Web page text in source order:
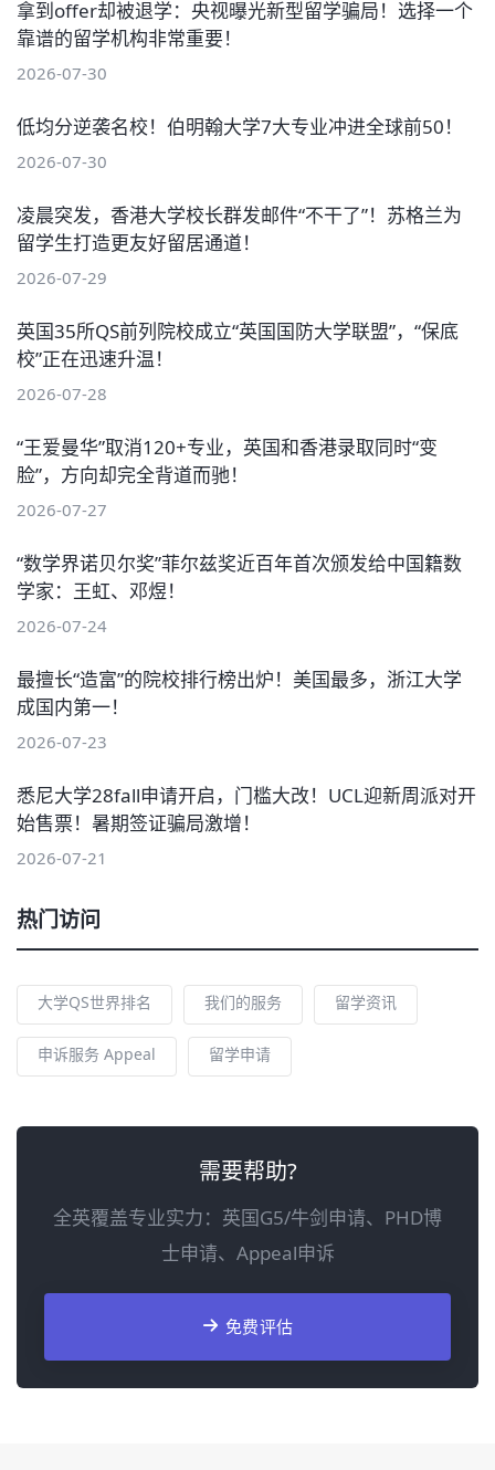
拿到offer却被退学：央视曝光新型留学骗局！选择一个
靠谱的留学机构非常重要！
2026-07-30
低均分逆袭名校！伯明翰大学7大专业冲进全球前50！
2026-07-30
凌晨突发，香港大学校长群发邮件“不干了”！苏格兰为
留学生打造更友好留居通道！
2026-07-29
英国35所QS前列院校成立“英国国防大学联盟”，“保底
校”正在迅速升温！
2026-07-28
“王爱曼华”取消120+专业，英国和香港录取同时“变
脸”，方向却完全背道而驰！
2026-07-27
“数学界诺贝尔奖”菲尔兹奖近百年首次颁发给中国籍数
学家：王虹、邓煜！
2026-07-24
最擅长“造富”的院校排行榜出炉！美国最多，浙江大学
成国内第一！
2026-07-23
悉尼大学28fall申请开启，门槛大改！UCL迎新周派对开
始售票！暑期签证骗局激增！
2026-07-21
热门访问
大学QS世界排名 我们的服务 留学资讯
申诉服务 Appeal 留学申请
需要帮助?
全英覆盖专业实力：英国G5/牛剑申请、PHD博
士申请、Appeal申诉
免费评估